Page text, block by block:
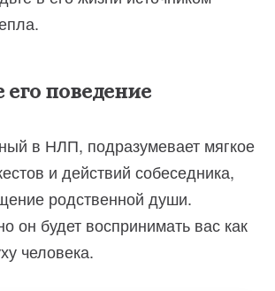
поведение
в НЛП, подразумевает мягкое
и действий собеседника,
родственной души.
он будет воспринимать вас как
человека.